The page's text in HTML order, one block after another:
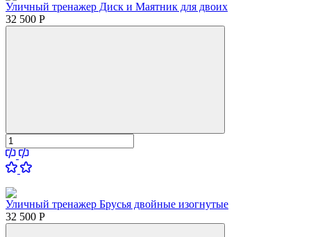
Уличный тренажер Диск и Маятник для двоих
32 500 Р
Уличный тренажер Брусья двойные изогнутые
32 500 Р